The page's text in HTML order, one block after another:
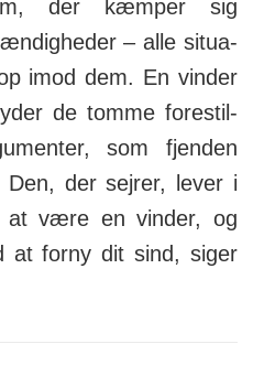
der kæmper sig
– alle situa­
imod dem. En vinder
de tomme fore­stil­
som fjenden
Den, der sejrer, lever i
være en vinder, og
at forny dit sind, siger